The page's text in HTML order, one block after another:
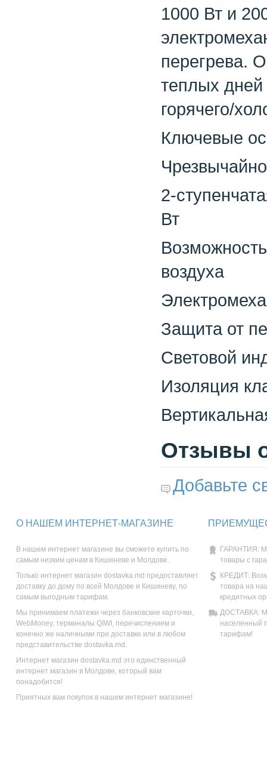
1000 Вт и
перегрева.
теплых дней
горячего/
Ключевые
2-
Вт
воздуха
Защита от
Световой
Изоляция
Отзывы о
Добавьте
О НАШЕМ ИНТЕРНЕТ-МАГАЗИНЕ
В нашем интернет магазине вы сможете купить по
самым низким ценам в Кишиневе и Молдове.
Только интернет магазин dostavka.md предоставляет
доставку до дому по всей Молдове и Кишиневу, по
самым выгодным тарифам.
Мы принимаем платежи через банковские карточки,
WebMoney, терминалы QIWI, перечислением и
конечно же наличными при доставке или в любом
представительстве dostavka.md.
Интернет магазин dostavka.md это единственный
интернет магазин в Молдове, который вам
понадобится!
Приятных вам покупок в нашем интернет магазине!
ГАРАНТИЯ:
товары с
КРЕДИТ:
товара на
кредитных
ДОСТАВКА:
населенный
тарифам!